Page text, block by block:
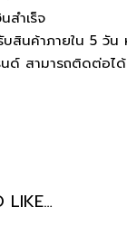
สำเร็จ
สินค้าภายใน 5 วัน
ด์ สามารถติดต่อไ
LIKE…